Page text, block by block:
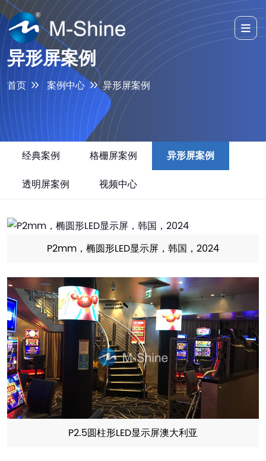
异形屏案例
首页 案例中心 异形屏案例
经典案例 格栅屏案例
异形屏案例
透明屏案例
视频中心
P2mm，椭圆形LED显示屏，韩国，2024
P2.5圆柱形LED显示屏澳大利亚